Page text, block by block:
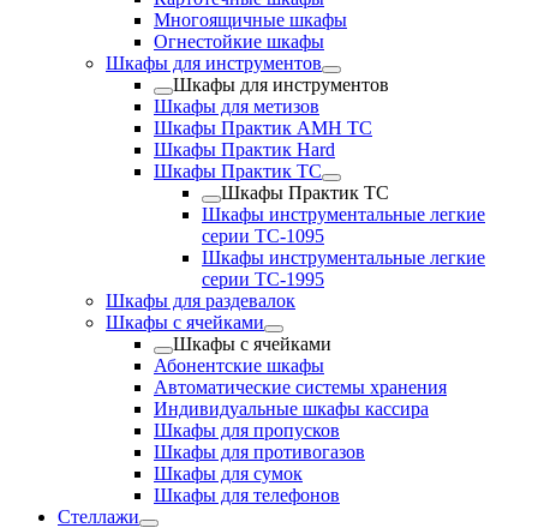
Многоящичные шкафы
Огнестойкие шкафы
Шкафы для инструментов
Шкафы для инструментов
Шкафы для метизов
Шкафы Практик AMH TC
Шкафы Практик Hard
Шкафы Практик TC
Шкафы Практик TC
Шкафы инструментальные легкие
серии TC-1095
Шкафы инструментальные легкие
серии TC-1995
Шкафы для раздевалок
Шкафы с ячейками
Шкафы с ячейками
Абонентские шкафы
Автоматические системы хранения
Индивидуальные шкафы кассира
Шкафы для пропусков
Шкафы для противогазов
Шкафы для сумок
Шкафы для телефонов
Стеллажи